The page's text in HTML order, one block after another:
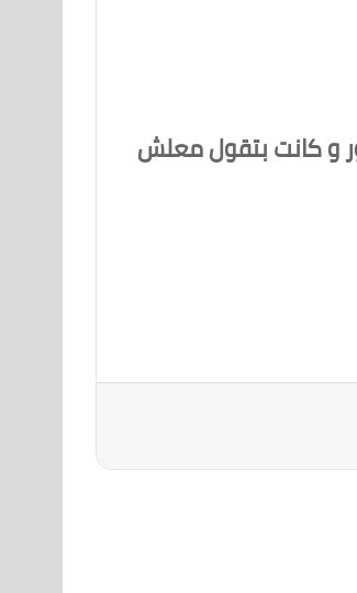
و كانت بتقول معلش